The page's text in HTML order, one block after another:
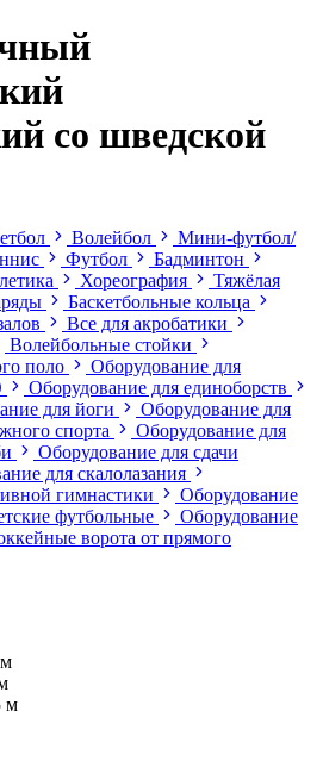
со шведской
Волейбол
Мини-футбол/
Футбол
Бадминтон
Хореография
Тяжёлая
Баскетбольные кольца
Все для акробатики
Волейбольные стойки
поло
Оборудование для
Оборудование для единоборств
для йоги
Оборудование для
спорта
Оборудование для
Оборудование для сдачи
для скалолазания
гимнастики
Оборудование
футбольные
Оборудование
ворота от прямого
м